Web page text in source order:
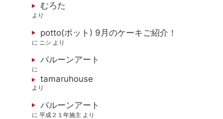
むろた
より
potto(ポット) 9月のケーキご紹介！
に ニシ より
バルーンアート
に
tamaruhouse
より
バルーンアート
に平成２１年施主 より